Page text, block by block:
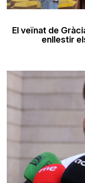
El veïnat de
enllestir